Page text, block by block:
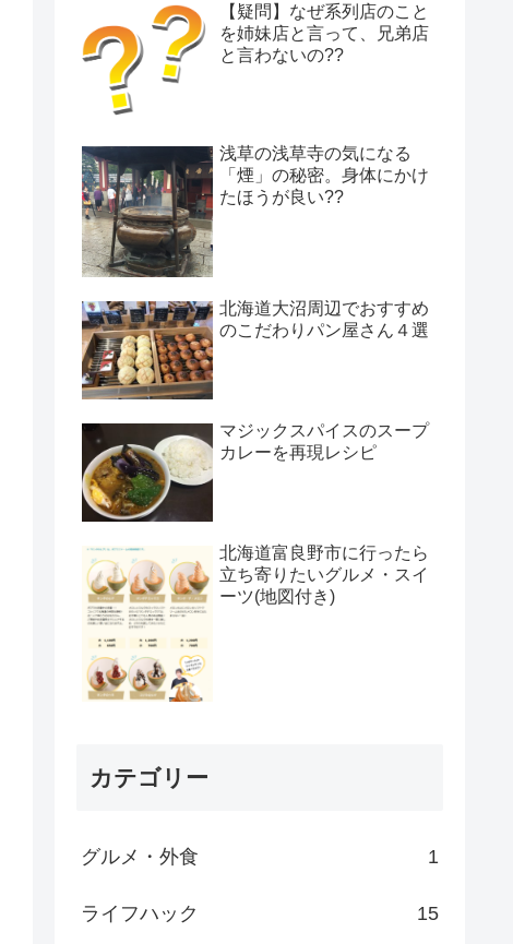
【疑問】なぜ系列店のこと
を姉妹店と言って、兄弟店
と言わないの??
浅草の浅草寺の気になる
「煙」の秘密。身体にかけ
たほうが良い??
北海道大沼周辺でおすすめ
のこだわりパン屋さん４選
マジックスパイスのスープ
カレーを再現レシピ
北海道富良野市に行ったら
立ち寄りたいグルメ・スイ
ーツ(地図付き)
カテゴリー
グルメ・外食 1
ライフハック 15